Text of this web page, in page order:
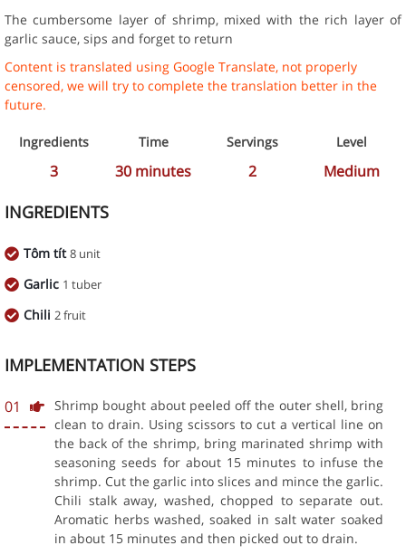
The cumbersome layer of shrimp, mixed with the rich layer of
garlic sauce, sips and forget to return
Content is translated using Google Translate, not properly
censored, we will try to complete the translation better in the
future.
Ingredients
3
Time
30 minutes
Servings
2
Level
Medium
INGREDIENTS
Tôm tít8 unit
Garlic 1 tuber
Chili 2 fruit
IMPLEMENTATION STEPS
01
Shrimp bought about peeled off the outer shell, bring
clean to drain. Using scissors to cut a vertical line on
the back of the shrimp, bring marinated shrimp with
seasoning seeds for about 15 minutes to infuse the
shrimp. Cut the garlic into slices and mince the garlic.
Chili stalk away, washed, chopped to separate out.
Aromatic herbs washed, soaked in salt water soaked
in about 15 minutes and then picked out to drain.